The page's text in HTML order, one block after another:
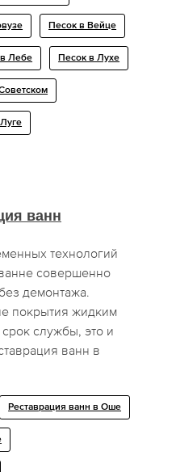
Песок в Вейце
Лебе Песок в Лухе
ванн
технологий
совершенно
демонтажа.
покрытия жидким
службы, это и
ванн в
Реставрация ванн в Оше